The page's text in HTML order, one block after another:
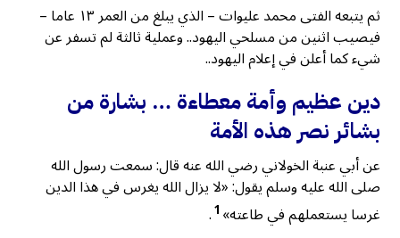
ثم يتبعه الفتى محمد عليوات – الذي يبلغ من العمر ١٣ عاما –
فيصيب اثنين من مسلحي اليهود.. وعملية ثالثة لم تسفر عن
شيء كما أعلن في إعلام اليهود..
دين عظيم وأمة معطاءة … بشارة من
بشائر نصر هذه الأمة
عن أبي عنبة الخولاني رضي الله عنه قال: سمعت رسول الله
صلى الله عليه وسلم يقول: «لا يزال الله يغرس في هذا الدين
غرسا يستعملهم في طاعته»1
.